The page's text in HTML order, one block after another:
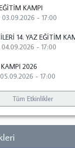
KAMPI
03.09.2026 - 17:00
14. YAZ EĞİTİM
04.09.2026 - 17:00
2026
05.09.2026 - 17:00
Tüm Etkinlikler